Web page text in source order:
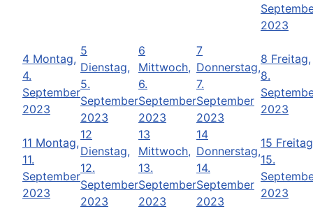
2023
4 Montag,
4.
September
2023
5
Dienstag,
5.
September
2023
6
Mittwoch,
6.
September
2023
7
Donnerstag,
7.
September
2023
8 Freitag,
8.
2023
11 Montag,
11.
September
2023
12
Dienstag,
12.
September
2023
13
Mittwoch,
13.
September
2023
14
Donnerstag,
14.
September
2023
15
15.
2023